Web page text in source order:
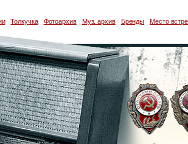
Толкучка Фотоархив Муз. архив Бренды Место